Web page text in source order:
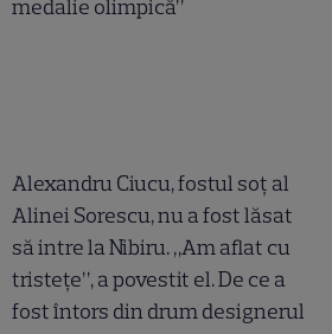
medalie olimpică”
Alexandru Ciucu, fostul soț al
Alinei Sorescu, nu a fost lăsat
să intre la Nibiru. „Am aflat cu
tristețe”, a povestit el. De ce a
fost întors din drum designerul